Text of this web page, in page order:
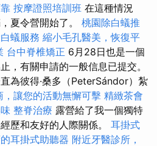
按摩證照培訓班 在這種情況
夏令營開始了。 桃園除白蟻推
蟻服務 縮小毛孔醫美，恢復平
台中脊椎矯正 6月28日也是一個
，有關申請的一般信息已提交。
為彼得·桑多（PeterSándor）紮
讓您的活動無懈可擊 精緻茶會
整脊治療 露營給了我一個獨特
歷和友好的人際關係。 耳掛式
耳掛式助聽器 附近牙醫診所，